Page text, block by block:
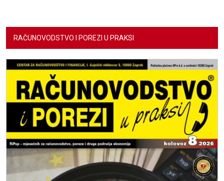
RAČUNOVODSTVO I POREZI U PRAKSI